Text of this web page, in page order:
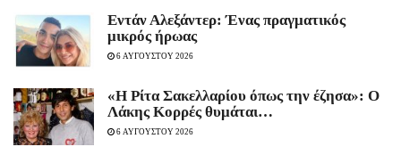
Εντάν Αλεξάντερ: Ένας πραγματικός
μικρός ήρωας
6 ΑΥΓΟΥΣΤΟΥ 2026
«Η Ρίτα Σακελλαρίου όπως την έζησα»: Ο
Λάκης Κορρές θυμάται…
6 ΑΥΓΟΥΣΤΟΥ 2026